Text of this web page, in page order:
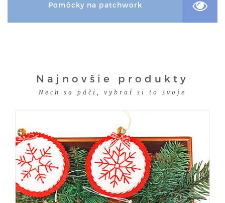
Pomôcky na patchwork
Najnovšie produkty
Nech sa páči, vybrať si to svoje